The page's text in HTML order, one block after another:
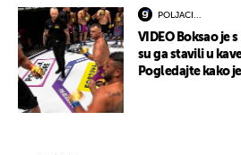
POLJACI...
VIDEO Boksao je
su ga stavili u
Pogledajte kako